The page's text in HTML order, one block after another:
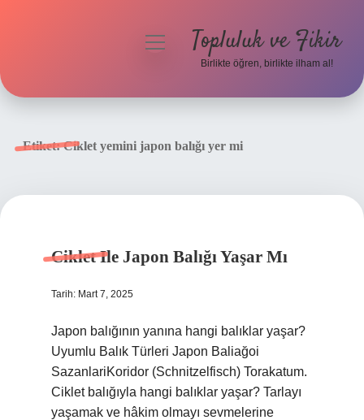
menüyüTopluluk ve Fikir
Birlikte öğren, birlikte ilham al!
Etiket:Ciklet yemini japon balığı yer mi
Ciklet Ile Japon Balığı Yaşar Mı
Tarih: Mart 7, 2025
Japon balığının yanına hangi balıklar yaşar?
Uyumlu Balık Türleri Japon Baliağoi
SazanlariKoridor (Schnitzelfisch) Torakatum.
Ciklet balığıyla hangi balıklar yaşar? Tarlayı
yaşamak ve hâkim olmayı sevmelerine